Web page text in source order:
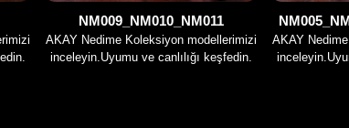
NM009_NM010_NM011
AKAY Nedime Koleksiyon modellerimizi
inceleyin.Uyumu ve canlılığı keşfedin.
AKAY